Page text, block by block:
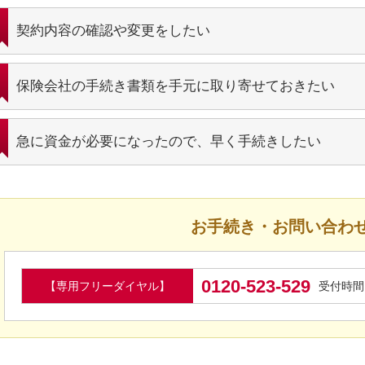
契約内容の確認や変更をしたい
保険会社の手続き書類を手元に取り寄せておきたい
急に資金が必要になったので、早く手続きしたい
お手続き・お問い合わ
【専用フリーダイヤル】 0120-523-529 受付時